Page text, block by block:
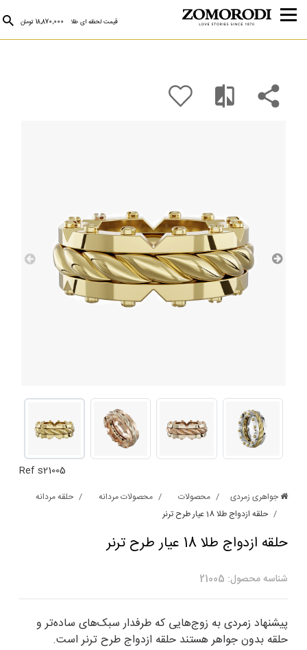
قیمت لحظه ای طلا 18,870,000 تومان
Ref s21005
جواهری زمردی محصولات محصولات مردانه
حلقه مردانه
حلقه ازدواج طلا 18 عیار طرح ترنر
حلقه ازدواج طلا 18 عیار طرح ترنر
شناسه محصول: 21005
پیشنهاد زمردی به زوج‌هایی که طرفدار سبک‌های ساده‌تر و
حلقه بدون جواهر هستند حلقه ازدواج طرح ترنر است.